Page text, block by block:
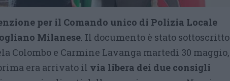
per il Comando unico di Polizia Locale
Milanese. Il documento è stato sottoscritto
Colombo e Carmine Lavanga martedì 30 maggio,
era arrivato il via libera dei due consigli